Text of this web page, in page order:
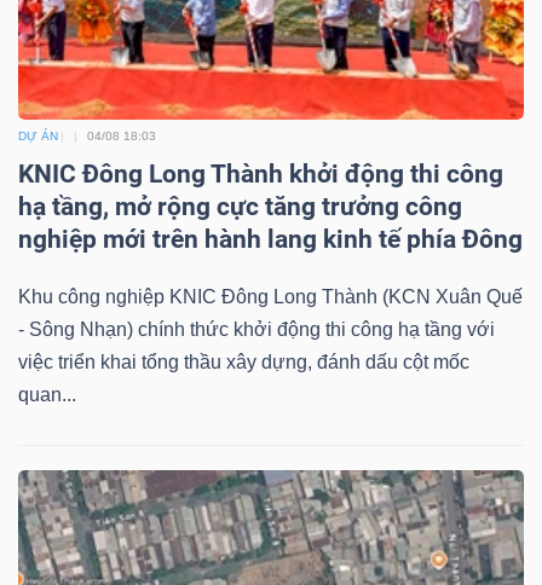
DỰ ÁN 04/08 18:03
KNIC Đông Long Thành khởi động thi công
hạ tầng, mở rộng cực tăng trưởng công
nghiệp mới trên hành lang kinh tế phía Đông
Khu công nghiệp KNIC Đông Long Thành (KCN Xuân Quế
- Sông Nhạn) chính thức khởi động thi công hạ tầng với
việc triển khai tổng thầu xây dựng, đánh dấu cột mốc
quan...